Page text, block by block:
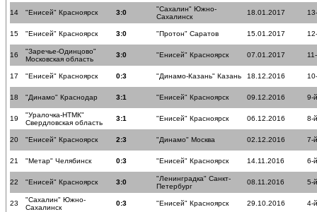
14 "Енисей" Красноярск 3:0
"Сахалин" Южно-
Сахалинск
18.01.2017
15 "Енисей" Красноярск 3:0 "Протон" Саратов 15.01.2017
16
"Заречье-Одинцово"
Московская область
3:0 "Енисей" Красноярск 07.01.2017
17 "Енисей" Красноярск 0:3 "Динамо-Казань" Казань 18.12.2016
18 "Динамо" Краснодар 3:1 "Енисей" Красноярск 09.12.2016 9-
19
"Уралочка-НТМК"
Свердловская область
3:1 "Енисей" Красноярск 06.12.2016 8-
20 "Енисей" Красноярск 2:3 "Динамо" Москва 02.12.2016 7-
21 "Метар" Челябинск 0:3 "Енисей" Красноярск 14.11.2016 6-
22 "Енисей" Красноярск 3:0
"Ленинградка" Санкт-
Петербург
08.11.2016 5-
23
"Сахалин" Южно-
Сахалинск
0:3 "Енисей" Красноярск 29.10.2016 4-